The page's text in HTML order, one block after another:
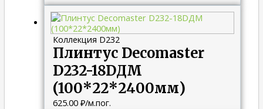
Коллекция D232
Плинтус Decomaster
D232-18DДМ
(100*22*2400мм)
625.00 ₽/м.пог.